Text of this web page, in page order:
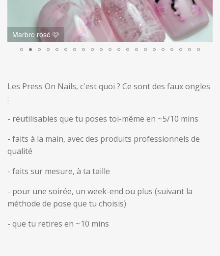
Marbre rosé 🩷
Les Press On Nails, c'est quoi ? Ce sont des faux ongles
:
- réutilisables que tu poses toi-même en ~5/10 mins
- faits à la main, avec des produits professionnels de
qualité
- faits sur mesure, à ta taille
- pour une soirée, un week-end ou plus (suivant la
méthode de pose que tu choisis)
- que tu retires en ~10 mins